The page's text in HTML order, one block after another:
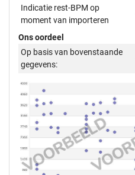
Indicatie rest-BPM op
moment van importeren
Ons oordeel
Op basis van bovenstaande
gegevens: